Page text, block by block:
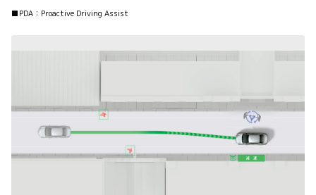
■PDA：Proactive Driving Assist